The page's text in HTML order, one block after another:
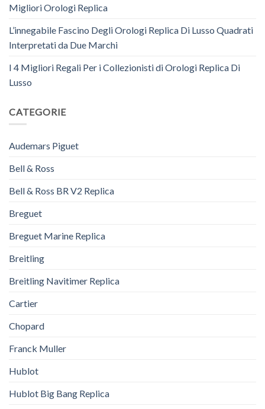
Migliori Orologi Replica
L’innegabile Fascino Degli Orologi Replica Di Lusso Quadrati
Interpretati da Due Marchi
I 4 Migliori Regali Per i Collezionisti di Orologi Replica Di
Lusso
CATEGORIE
Audemars Piguet
Bell & Ross
Bell & Ross BR V2 Replica
Breguet
Breguet Marine Replica
Breitling
Breitling Navitimer Replica
Cartier
Chopard
Franck Muller
Hublot
Hublot Big Bang Replica